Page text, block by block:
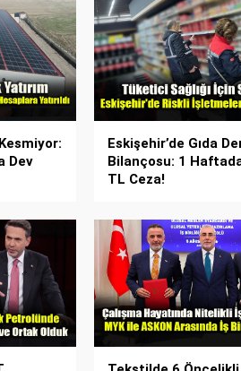
Dev
Eskişehir’de Gıda
Bilançosu: 1
TL Ceza!